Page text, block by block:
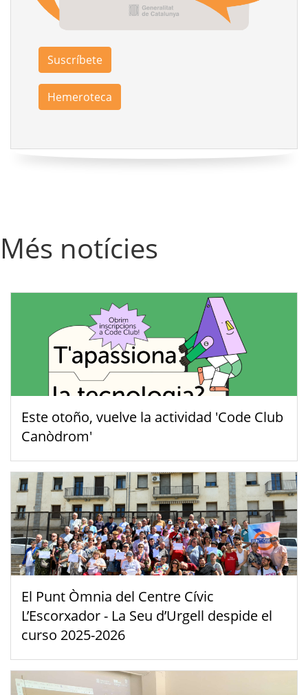
Suscríbete
Hemeroteca
Més notícies
Este otoño, vuelve la actividad 'Code Club
Canòdrom'
El Punt Òmnia del Centre Cívic
L’Escorxador - La Seu d’Urgell despide el
curso 2025-2026